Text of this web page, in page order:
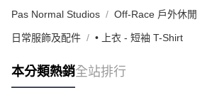
Pas Normal Studios Off-Race 戶外休閒
日常服飾及配件 • 上衣 - 短袖 T-Shirt
本分類熱銷全站排行